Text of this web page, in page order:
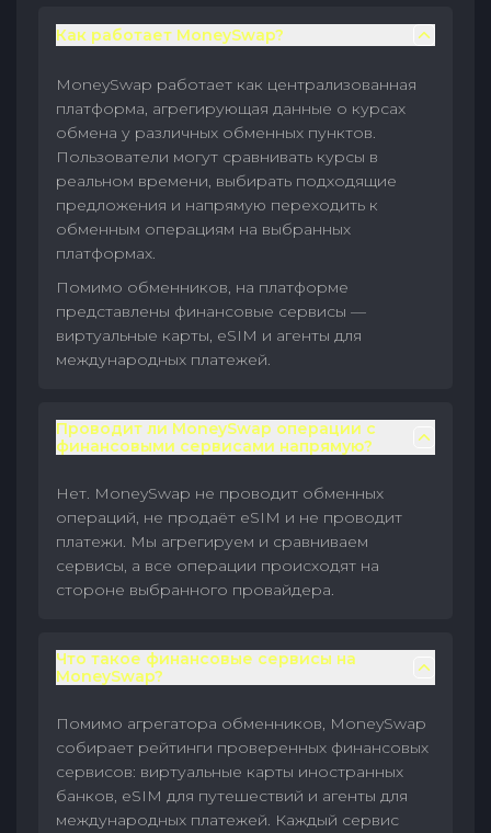
Как работает MoneySwap?
MoneySwap работает как централизованная
платформа, агрегирующая данные о курсах
обмена у различных обменных пунктов.
Пользователи могут сравнивать курсы в
реальном времени, выбирать подходящие
предложения и напрямую переходить к
обменным операциям на выбранных
платформах.
Помимо обменников, на платформе
представлены финансовые сервисы —
виртуальные карты, eSIM и агенты для
международных платежей.
Проводит ли MoneySwap операции с
финансовыми сервисами напрямую?
Нет. MoneySwap не проводит обменных
операций, не продаёт eSIM и не проводит
платежи. Мы агрегируем и сравниваем
сервисы, а все операции происходят на
стороне выбранного провайдера.
Что такое финансовые сервисы на
MoneySwap?
Помимо агрегатора обменников, MoneySwap
собирает рейтинги проверенных финансовых
сервисов: виртуальные карты иностранных
банков, eSIM для путешествий и агенты для
международных платежей. Каждый сервис